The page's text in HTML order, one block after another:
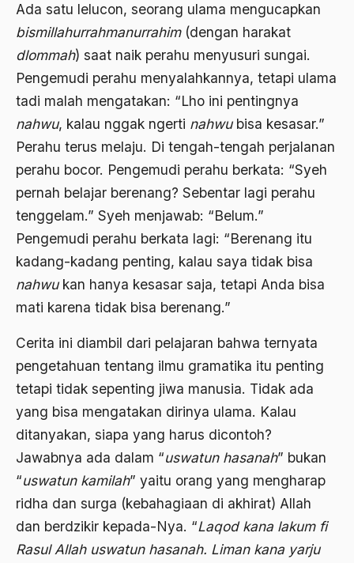
Ada satu lelucon, seorang ulama mengucapkan
bismillahurrahmanurrahim(dengan harakat
dlommah) saat naik perahu menyusuri sungai.
Pengemudi perahu menyalahkannya, tetapi ulama
tadi malah mengatakan: “Lho ini pentingnya
nahwu, kalau nggak ngerti nahwubisa kesasar.”
Perahu terus melaju. Di tengah-tengah perjalanan
perahu bocor. Pengemudi perahu berkata: “Syeh
pernah belajar berenang? Sebentar lagi perahu
tenggelam.” Syeh menjawab: “Belum.”
Pengemudi perahu berkata lagi: “Berenang itu
kadang-kadang penting, kalau saya tidak bisa
nahwukan hanya kesasar saja, tetapi Anda bisa
mati karena tidak bisa berenang.”
Cerita ini diambil dari pelajaran bahwa ternyata
pengetahuan tentang ilmu gramatika itu penting
tetapi tidak sepenting jiwa manusia. Tidak ada
yang bisa mengatakan dirinya ulama. Kalau
ditanyakan, siapa yang harus dicontoh?
Jawabnya ada dalam “uswatun hasanah” bukan
“uswatun kamilah” yaitu orang yang mengharap
ridha dan surga (kebahagiaan di akhirat) Allah
dan berdzikir kepada-Nya. “Laqod kana lakum fi
Rasul Allah uswatun hasanah. Liman kana yarju
Alexander Solzhenitsyin
Ali Khomeini
Ali Shariati
Ali Sidikin
Aliran AHmadiyah
Aliran Kepercayaan
Alistair Cook
Allah
ALmanak
Alternatif Moral
Alternatif Nilai
Alternatif Politis
Alumni Sayid Al-Maliki
Alvin W. Gouldner
Amangkurat
Amar Ma'ruf Nahi Munkar
ambisi politik